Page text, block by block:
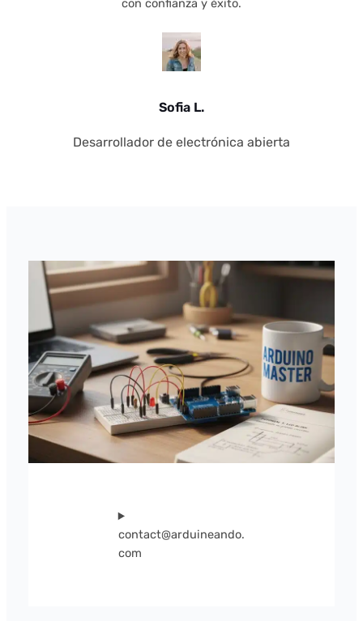
con confianza y éxito.
Sofia L.
Desarrollador de electrónica abierta
contact@arduineando.
com